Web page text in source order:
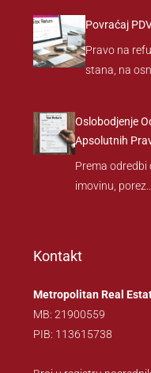
Povraćaj
Pravo na
stana, na
Oslobodjenje
Apsolutnih
Prema odredbi
imovinu,
Kontakt
Metropolitan Real
MB: 21900559
PIB: 113615738